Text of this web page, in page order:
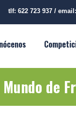
tlf: 622 723 937 / email:
de